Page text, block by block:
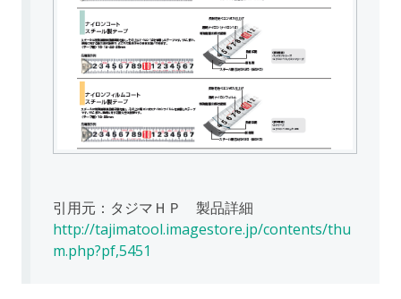
引用元：タジマＨＰ 製品詳細
http://tajimatool.imagestore.jp/contents/thu
m.php?pf,5451